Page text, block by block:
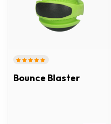
Bounce Blaster